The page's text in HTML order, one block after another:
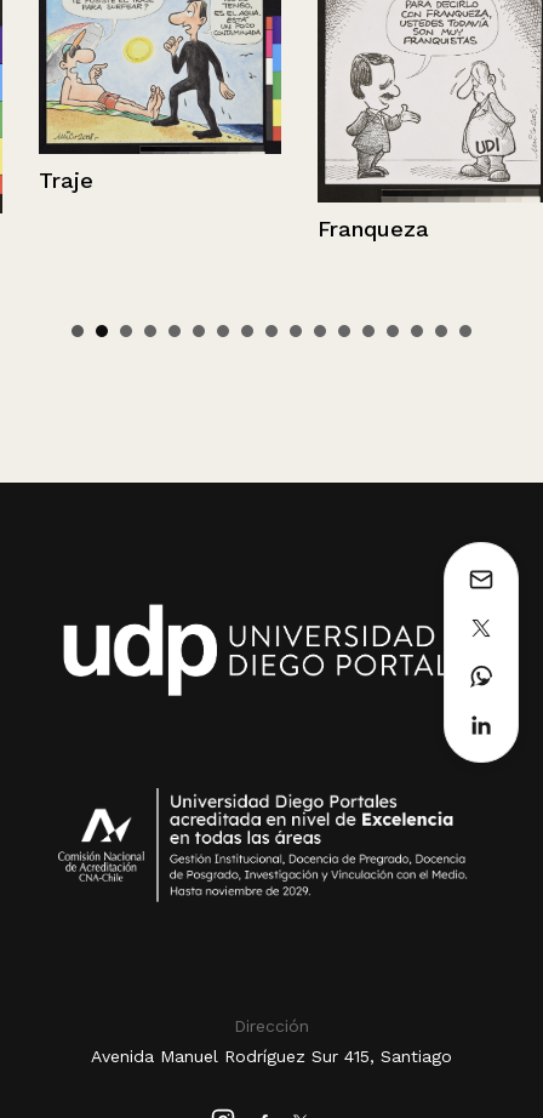
Traje
Franqueza
Dirección
Avenida Manuel Rodríguez Sur 415, Santiago